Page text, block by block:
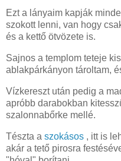
Ezt a lányaim kapják
szokott lenni, van hogy
és a kettő ötvözete is.
Sajnos a templom teteje
ablakpárkányon tároltam,
Vízkereszt után pedig a
apróbb darabokban
szalonnabőrke mellé.
Tészta a szokásos , itt is
akár a tető pirosra